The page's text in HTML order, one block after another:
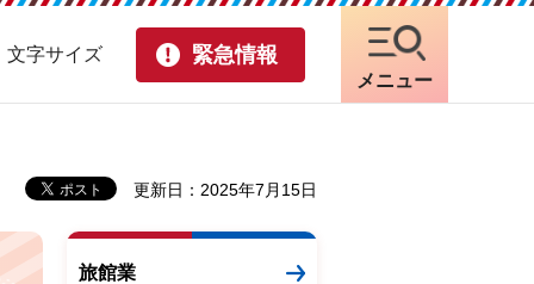
文字サイズ 緊急情報
メニュー
更新日：2025年7月15日
旅館業